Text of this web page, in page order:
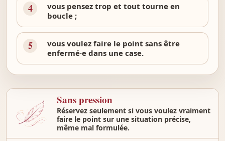
4
vous pensez trop et tout tourne en
boucle ;
5
vous voulez faire le point sans être
enfermé·e dans une case.
Sans pression
Réservez seulement si vous voulez vraiment
faire le point sur une situation précise,
même mal formulée.